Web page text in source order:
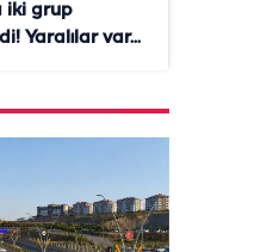
iki grup
Yaralılar var...